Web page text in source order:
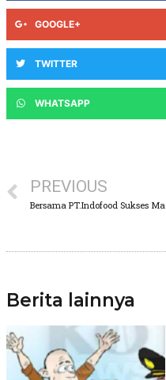
GOOGLE+
TWITTER
WHATSAPP
PREVIOUS
Berita lainnya